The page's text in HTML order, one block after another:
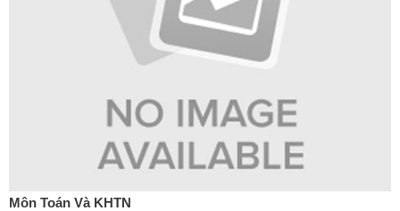
Môn Toán Và KHTN